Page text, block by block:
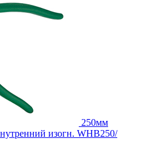
250мм
изогн. WНВ250/